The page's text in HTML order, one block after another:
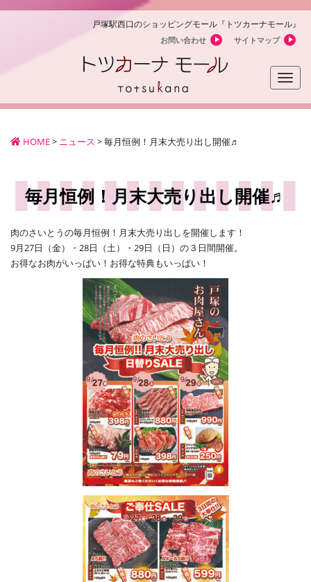
戸塚駅西口のショッピングモール『トツカーナモール』
お問い合わせ サイトマップ
Toggle
HOME> ニュース >毎月恒例！月末大売り出し開催♬
毎月恒例！月末大売り出し開催♬
肉のさいとうの毎月恒例！月末大売り出しを開催します！
9月27日（金）・28日（土）・29日（日）の３日間開催。
お得なお肉がいっぱい！お得な特典もいっぱい！